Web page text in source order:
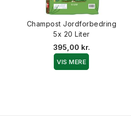
Champost Jordforbedring
5x 20 Liter
395,00 kr.
VIS MERE